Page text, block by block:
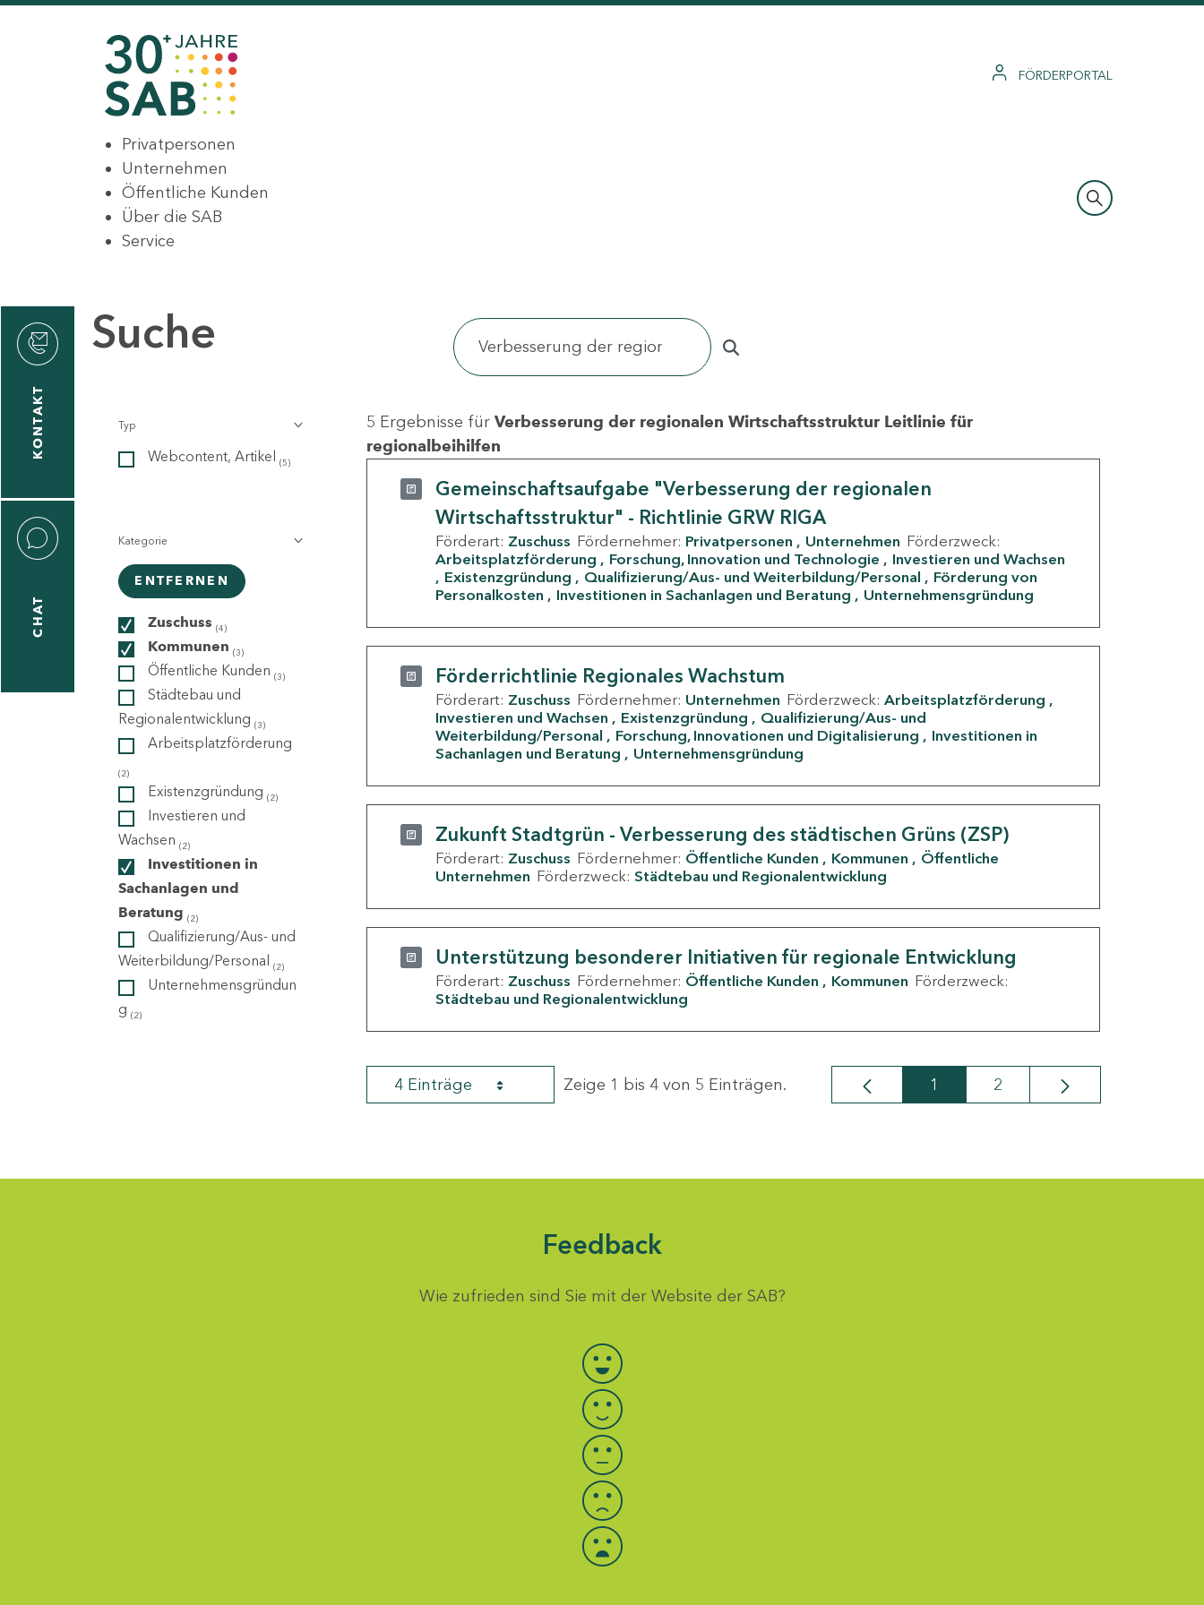
FÖRDERPORTAL
Privatpersonen
Unternehmen
Öffentliche Kunden
Über die SAB
Service
KONTAKT
CHAT
Suche
Typ
Webcontent, Artikel (5)
Kategorie
ENTFERNEN
Zuschuss (4)
Kommunen (3)
Öffentliche Kunden (3)
Städtebau und
Regionalentwicklung (3)
Arbeitsplatzförderung
(2)
Existenzgründung (2)
Investieren und
Wachsen (2)
Investitionen in
Sachanlagen und
Beratung (2)
Qualifizierung/Aus- und
Weiterbildung/Personal (2)
Unternehmensgründun
g (2)
5 Ergebnisse für Verbesserung der regionalen Wirtschaftsstruktur Leitlinie für
regionalbeihilfen
Gemeinschaftsaufgabe "Verbesserung der regionalen
Wirtschaftsstruktur" - Richtlinie GRW RIGA
Förderart: Zuschuss Fördernehmer: Privatpersonen Unternehmen Förderzweck:
Arbeitsplatzförderung
Forschung, Innovation und Technologie
Investieren und Wachsen
Existenzgründung
Qualifizierung/Aus- und Weiterbildung/Personal
Förderung von
Personalkosten
Investitionen in Sachanlagen und Beratung Unternehmensgründung
Förderrichtlinie Regionales Wachstum
Förderart: Zuschuss Fördernehmer: Unternehmen Förderzweck: Arbeitsplatzförderung
Investieren und Wachsen
Existenzgründung
Qualifizierung/Aus- und
Weiterbildung/Personal
Forschung, Innovationen und Digitalisierung
Investitionen in
Sachanlagen und Beratung
Unternehmensgründung
Zukunft Stadtgrün - Verbesserung des städtischen Grüns (ZSP)
Förderart: Zuschuss Fördernehmer: Öffentliche Kunden Kommunen
Öffentliche
Unternehmen Förderzweck: Städtebau und Regionalentwicklung
Unterstützung besonderer Initiativen für regionale Entwicklung
Förderart: Zuschuss Fördernehmer: Öffentliche Kunden Kommunen Förderzweck:
Städtebau und Regionalentwicklung
4 Einträge Zeige 1 bis 4 von 5 Einträgen. Seite
1 Seite
2
Feedback
Wie zufrieden sind Sie mit der Website der SAB?
Bewertung auswählen